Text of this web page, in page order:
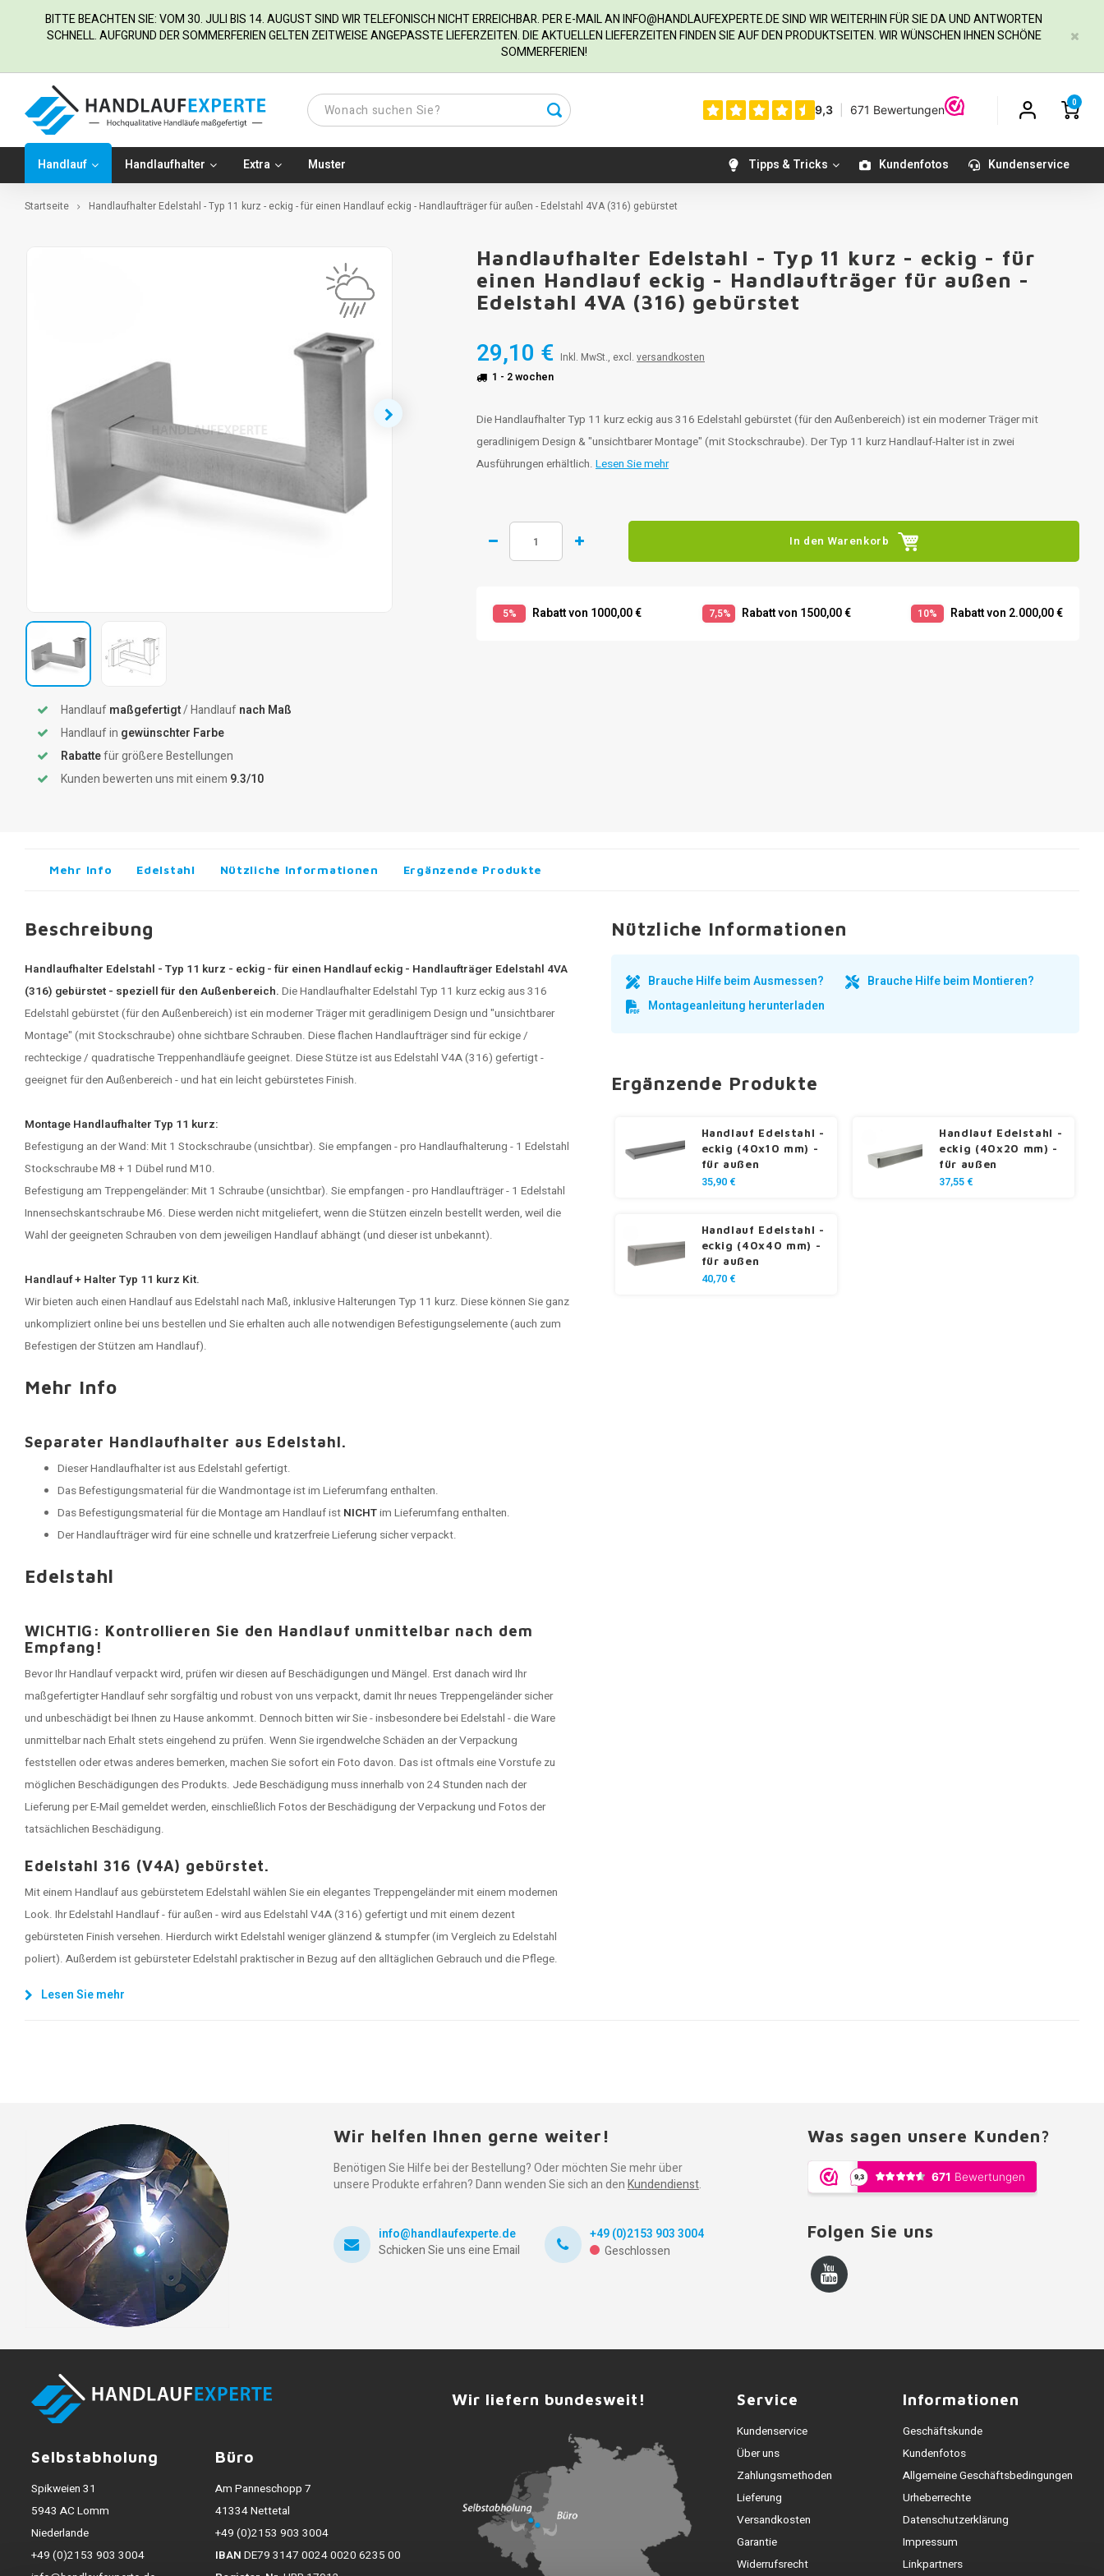
BITTE BEACHTEN SIE: VOM 30. JULI BIS 14. AUGUST SIND WIR TELEFONISCH NICHT ERREICHBAR. PER E-MAIL ANINFO@HANDLAUFEXPERTE.DESIND WIR WEITERHIN FÜR SIE DA UND ANTWORTEN
SCHNELL. AUFGRUND DER SOMMERFERIEN GELTEN ZEITWEISE ANGEPASSTE LIEFERZEITEN. DIE AKTUELLEN LIEFERZEITEN FINDEN SIE AUF DEN PRODUKTSEITEN. WIR WÜNSCHEN IHNEN SCHÖNE
SOMMERFERIEN!
0
Handlauf Handlaufhalter Extra Muster Tipps & Tricks Kundenfotos Kundenservice
Startseite Handlaufhalter Edelstahl - Typ 11 kurz - eckig - für einen Handlauf eckig - Handlaufträger für außen - Edelstahl 4VA (316) gebürstet
Handlaufmaßgefertigt/ Handlaufnach Maß
Handlauf in gewünschter Farbe
Rabattefür größere Bestellungen
Kunden bewerten uns mit einem 9.3/10
Handlaufhalter Edelstahl - Typ 11 kurz - eckig - für
einen Handlauf eckig - Handlaufträger für außen -
Edelstahl 4VA (316) gebürstet
29,10 € Inkl. MwSt., excl. versandkosten
1 - 2 wochen
Die Handlaufhalter Typ 11 kurz eckig aus 316 Edelstahl gebürstet (für den Außenbereich) ist ein moderner Träger mit
geradlinigem Design & "unsichtbarer Montage" (mit Stockschraube). Der Typ 11 kurz Handlauf-Halter ist in zwei
Ausführungen erhältlich. Lesen Sie mehr
In den Warenkorb
5% Rabatt von 1000,00 € 7,5% Rabatt von 1500,00 € 10% Rabatt von 2.000,00 €
Mehr Info Edelstahl Nützliche Informationen Ergänzende Produkte
Beschreibung
Handlaufhalter Edelstahl - Typ 11 kurz - eckig - für einen Handlauf eckig - Handlaufträger Edelstahl 4VA
(316) gebürstet - speziell für den Außenbereich. DieHandlaufhalter Edelstahl Typ 11 kurz eckig aus 316
Edelstahl gebürstet (für den Außenbereich) ist ein moderner Träger mit geradlinigem Design und "unsichtbarer
Montage" (mit Stockschraube) ohne sichtbare Schrauben. Diese flachen Handlaufträger sind für eckige /
rechteckige / quadratische Treppenhandläufe geeignet. Diese Stütze ist aus Edelstahl V4A (316) gefertigt -
geeignet für den Außenbereich - und hat ein leicht gebürstetes Finish.
Montage Handlaufhalter Typ 11 kurz:
Befestigung an der Wand: Mit 1 Stockschraube (unsichtbar). Sie empfangen - pro Handlaufhalterung - 1 Edelstahl
Stockschraube M8 + 1 Dübel rund M10.
Befestigung am Treppengeländer: Mit 1 Schraube (unsichtbar). Sie empfangen - pro Handlaufträger - 1 Edelstahl
Innensechskantschraube M6. Diese werden nicht mitgeliefert, wenn die Stützen einzeln bestellt werden, weil die
Wahl der geeigneten Schrauben von dem jeweiligen Handlauf abhängt (und dieser ist unbekannt).
Handlauf + Halter Typ 11 kurz Kit.
Wir bieten auch einen Handlauf aus Edelstahl nach Maß, inklusive Halterungen Typ 11 kurz. Diese können Sie ganz
unkompliziert online bei uns bestellen und Sie erhalten auch alle notwendigen Befestigungselemente (auch zum
Befestigen der Stützen am Handlauf).
Mehr Info
Separater Handlaufhalter aus Edelstahl.
Dieser Handlaufhalter ist aus Edelstahl gefertigt.
Das Befestigungsmaterial für die Wandmontage ist im Lieferumfang enthalten.
Das Befestigungsmaterial für die Montage am Handlauf ist NICHTim Lieferumfang enthalten.
Der Handlaufträger wird für eine schnelle und kratzerfreie Lieferung sicher verpackt.
Edelstahl
WICHTIG: Kontrollieren Sie den Handlauf unmittelbar nach dem
Empfang!
Bevor Ihr Handlauf verpackt wird, prüfen wir diesen auf Beschädigungen und Mängel. Erst danach wird Ihr
maßgefertigter Handlauf sehr sorgfältig und robust von uns verpackt, damit Ihr neues Treppengeländer sicher
und unbeschädigt bei Ihnen zu Hause ankommt. Dennoch bitten wir Sie - insbesondere bei Edelstahl - die Ware
unmittelbar nach Erhalt stets eingehend zu prüfen. Wenn Sie irgendwelche Schäden an der Verpackung
feststellen oder etwas anderes bemerken, machen Sie sofort ein Foto davon. Das ist oftmals eine Vorstufe zu
möglichen Beschädigungen des Produkts. Jede Beschädigung muss innerhalb von 24 Stunden nach der
Lieferung per E-Mail gemeldet werden, einschließlich Fotos der Beschädigung der Verpackung und Fotos der
tatsächlichen Beschädigung.
Edelstahl 316 (V4A) gebürstet.
Mit einem Handlauf aus gebürstetem Edelstahl wählen Sie ein elegantes Treppengeländer mit einem modernen
Look. Ihr Edelstahl Handlauf - für außen - wird aus Edelstahl V4A (316) gefertigt und mit einem dezent
gebürsteten Finish versehen. Hierdurch wirkt Edelstahl weniger glänzend & stumpfer (im Vergleich zu Edelstahl
poliert). Außerdem ist gebürsteter Edelstahl praktischer in Bezug auf den alltäglichen Gebrauch und die Pflege.
Lesen Sie mehr
Nützliche Informationen
Brauche Hilfe beim Ausmessen?
Brauche Hilfe beim Montieren?
Montageanleitung herunterladen
Ergänzende Produkte
Handlauf Edelstahl -
eckig (40x10 mm) -
für außen
35,90 €
Handlauf Edelstahl -
eckig (40x20 mm) -
für außen
37,55 €
Handlauf Edelstahl -
eckig (40x40 mm) -
für außen
40,70 €
Wir helfen Ihnen gerne weiter!
Benötigen Sie Hilfe bei der Bestellung? Oder möchten Sie mehr über
unsere Produkte erfahren? Dann wenden Sie sich an denKundendienst.
info@handlaufexperte.de
Schicken Sie uns eine Email
+49 (0)2153 903 3004
Geschlossen
Was sagen unsere Kunden?
Folgen Sie uns
Selbstabholung
Spikweien 31
5943 AC Lomm
Niederlande
+49 (0)2153 903 3004
Büro
Am Panneschopp 7
41334 Nettetal
+49 (0)2153 903 3004
IBAN DE79 3147 0024 0020 6235 00
Wir liefern bundesweit! Service
Kundenservice
Über uns
Zahlungsmethoden
Lieferung
Versandkosten
Garantie
Widerrufsrecht
Informationen
Geschäftskunde
Kundenfotos
Allgemeine Geschäftsbedingungen
Urheberrechte
Datenschutzerklärung
Impressum
Linkpartners